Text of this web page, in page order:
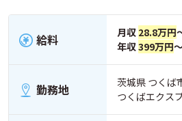
給料 月収 28.8万円
年収399万円
勤務地
茨城県 つくば
つくばエクス